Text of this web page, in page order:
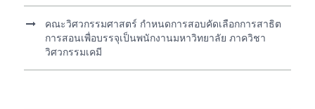
คณะวิศวกรรมศาสตร์ กำหนดการสอบคัดเลือกการสาธิต
การสอนเพื่อบรรจุเป็นพนักงานมหาวิทยาลัย ภาควิชา
วิศวกรรมเคมี